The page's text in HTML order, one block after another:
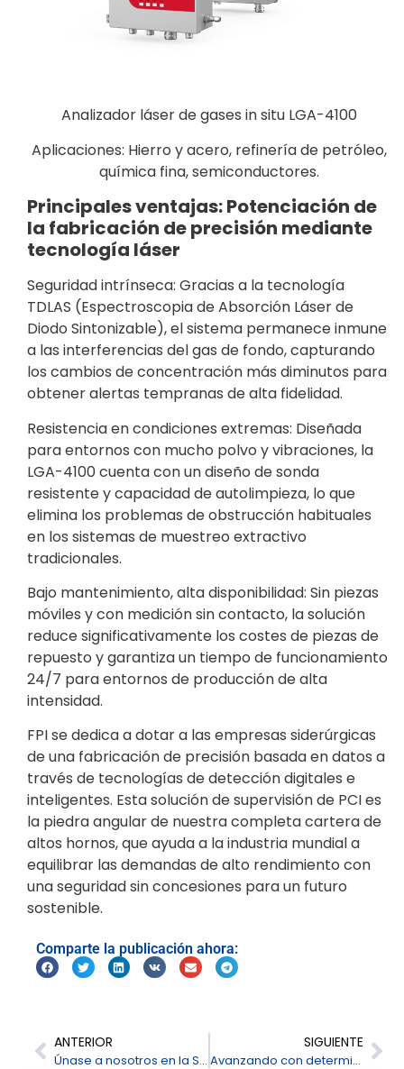
Analizador láser de gases in situ LGA-4100
Aplicaciones: Hierro y acero, refinería de petróleo,
química fina, semiconductores.
Principales ventajas: Potenciación de
la fabricación de precisión mediante
tecnología láser
Seguridad intrínseca: Gracias a la tecnología
TDLAS (Espectroscopia de Absorción Láser de
Diodo Sintonizable), el sistema permanece inmune
a las interferencias del gas de fondo, capturando
los cambios de concentración más diminutos para
obtener alertas tempranas de alta fidelidad.
Resistencia en condiciones extremas: Diseñada
para entornos con mucho polvo y vibraciones, la
LGA-4100 cuenta con un diseño de sonda
resistente y capacidad de autolimpieza, lo que
elimina los problemas de obstrucción habituales
en los sistemas de muestreo extractivo
tradicionales.
Bajo mantenimiento, alta disponibilidad: Sin piezas
móviles y con medición sin contacto, la solución
reduce significativamente los costes de piezas de
repuesto y garantiza un tiempo de funcionamiento
24/7 para entornos de producción de alta
intensidad.
FPI se dedica a dotar a las empresas siderúrgicas
de una fabricación de precisión basada en datos a
través de tecnologías de detección digitales e
inteligentes. Esta solución de supervisión de PCI es
la piedra angular de nuestra completa cartera de
altos hornos, que ayuda a la industria mundial a
equilibrar las demandas de alto rendimiento con
una seguridad sin concesiones para un futuro
sostenible.
Comparte la publicación ahora:
ANTERIOR
Únase a nosotros en la Semana del Agua de Vietnam 2025, stand 204.
SIGUIENTE
Avanzando con determinación: Feliz Año Nuevo 2026 de parte de FPI